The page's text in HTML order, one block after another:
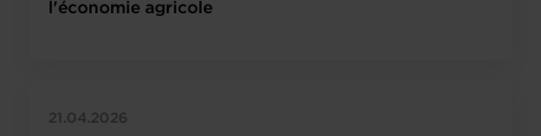
l'économie agricole
21.04.2026